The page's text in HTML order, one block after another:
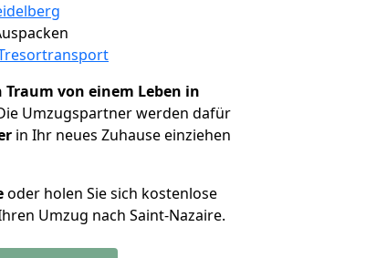
Traum von einem Leben in
Umzugspartner werden dafür
in Ihr neues Zuhause einziehen
oder holen Sie sich kostenlose
Umzug nach Saint-Nazaire.